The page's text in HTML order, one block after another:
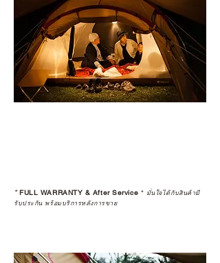
*FULL WARRANTY & After Service * มั่นใจได้กับสินค้ามี
รับประกัน พร้อมบริการหลังการขาย